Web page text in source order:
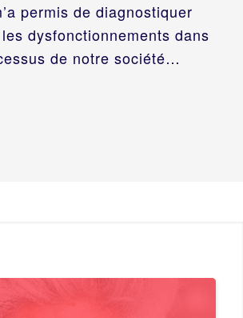
permis de diagnostiquer
dysfonctionnements dans
de notre société…